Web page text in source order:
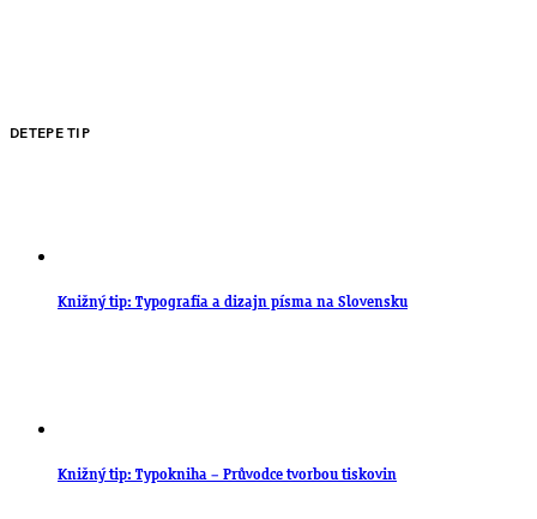
DETEPE TIP
Knižný tip: Typografia a dizajn písma na Slovensku
Knižný tip: Typokniha – Průvodce tvorbou tiskovin